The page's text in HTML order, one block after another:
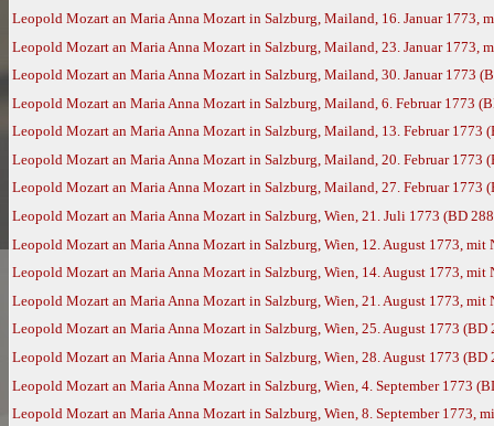
Leopold Mozart an Maria Anna Mozart in Salzburg, Mailand, 16. Januar 1773,
Leopold Mozart an Maria Anna Mozart in Salzburg, Mailand, 23. Januar 1773,
Leopold Mozart an Maria Anna Mozart in Salzburg, Mailand, 30. Januar 1773
Leopold Mozart an Maria Anna Mozart in Salzburg, Mailand, 6. Februar 1773
Leopold Mozart an Maria Anna Mozart in Salzburg, Mailand, 13. Februar 1773
Leopold Mozart an Maria Anna Mozart in Salzburg, Mailand, 20. Februar 1773
Leopold Mozart an Maria Anna Mozart in Salzburg, Mailand, 27. Februar 1773
Leopold Mozart an Maria Anna Mozart in Salzburg, Wien, 21. Juli 1773 (BD
Leopold Mozart an Maria Anna Mozart in Salzburg, Wien, 12. August 1773,
Leopold Mozart an Maria Anna Mozart in Salzburg, Wien, 14. August 1773,
Leopold Mozart an Maria Anna Mozart in Salzburg, Wien, 21. August 1773,
Leopold Mozart an Maria Anna Mozart in Salzburg, Wien, 25. August 1773 (BD
Leopold Mozart an Maria Anna Mozart in Salzburg, Wien, 28. August 1773 (BD
Leopold Mozart an Maria Anna Mozart in Salzburg, Wien, 4. September 1773
Leopold Mozart an Maria Anna Mozart in Salzburg, Wien, 8. September 1773,